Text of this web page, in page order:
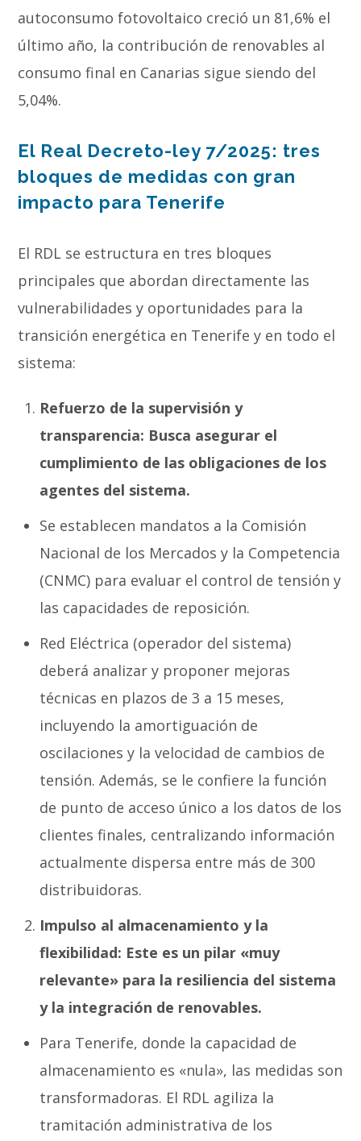
autoconsumo fotovoltaico creció un 81,6% el
último año, la contribución de renovables al
consumo final en Canarias sigue siendo del
5,04%.
El Real Decreto-ley 7/2025: tres
bloques de medidas con gran
impacto para Tenerife
El RDL se estructura en tres bloques
principales que abordan directamente las
vulnerabilidades y oportunidades para la
transición energética en Tenerife y en todo el
sistema:
Refuerzo de la supervisión y
transparencia: Busca asegurar el
cumplimiento de las obligaciones de los
agentes del sistema.
Se establecen mandatos a la Comisión
Nacional de los Mercados y la Competencia
(CNMC) para evaluar el control de tensión y
las capacidades de reposición.
Red Eléctrica (operador del sistema)
deberá analizar y proponer mejoras
técnicas en plazos de 3 a 15 meses,
incluyendo la amortiguación de
oscilaciones y la velocidad de cambios de
tensión. Además, se le confiere la función
de punto de acceso único a los datos de los
clientes finales, centralizando información
actualmente dispersa entre más de 300
distribuidoras.
Impulso al almacenamiento y la
flexibilidad: Este es un pilar «muy
relevante» para la resiliencia del sistema
y la integración de renovables.
Para Tenerife, donde la capacidad de
almacenamiento es «nula», las medidas son
transformadoras. El RDL agiliza la
tramitación administrativa de los